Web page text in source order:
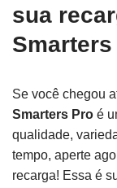
sua
Smarters
Se você chegou
Smarters Pro é
qualidade,
tempo, aperte
recarga! Essa é